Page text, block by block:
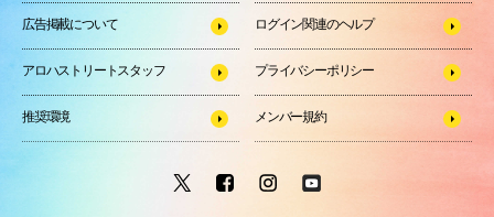
広告掲載について ログイン関連のヘルプ
アロハストリートスタッフ プライバシーポリシー
推奨環境 メンバー規約